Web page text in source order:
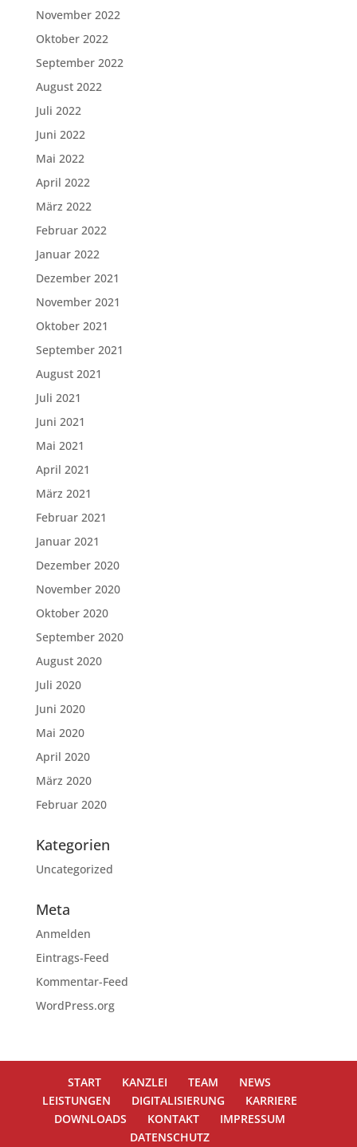
November 2022
Oktober 2022
September 2022
August 2022
Juli 2022
Juni 2022
Mai 2022
April 2022
März 2022
Februar 2022
Januar 2022
Dezember 2021
November 2021
Oktober 2021
September 2021
August 2021
Juli 2021
Juni 2021
Mai 2021
April 2021
März 2021
Februar 2021
Januar 2021
Dezember 2020
November 2020
Oktober 2020
September 2020
August 2020
Juli 2020
Juni 2020
Mai 2020
April 2020
März 2020
Februar 2020
Kategorien
Uncategorized
Meta
Anmelden
Eintrags-Feed
Kommentar-Feed
WordPress.org
START KANZLEI TEAM
NEWS
LEISTUNGEN
DIGITALISIERUNG
KARRIERE
DOWNLOADS
KONTAKT
IMPRESSUM
DATENSCHUTZ